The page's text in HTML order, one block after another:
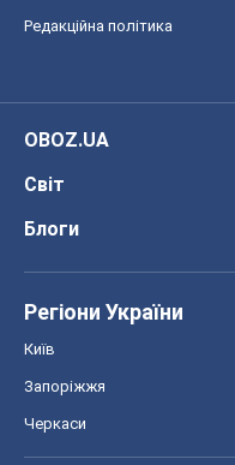
Редакційна політика
OBOZ.UA
Світ
Блоги
Регіони України
Київ
Запоріжжя
Черкаси